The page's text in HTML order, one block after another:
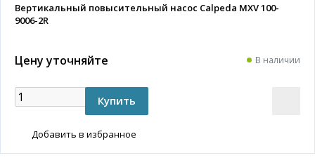
Вертикальный повысительный насос Calpeda MXV 100-
9006-2R
Цену уточняйте В наличии
Добавить в избранное